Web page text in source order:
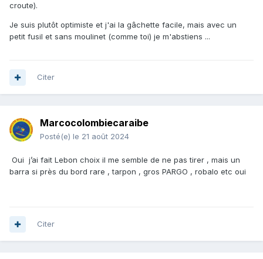
croute).
Je suis plutôt optimiste et j'ai la gâchette facile, mais avec un
petit fusil et sans moulinet (comme toi) je m'abstiens ...
Citer
Marcocolombiecaraibe
Posté(e) le 21 août 2024
Oui j’ai fait Lebon choix il me semble de ne pas tirer , mais un
barra si près du bord rare , tarpon , gros PARGO , robalo etc oui
Citer